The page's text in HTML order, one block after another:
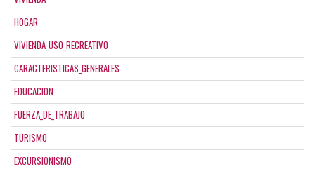
HOGAR
VIVIENDA_USO_RECREATIVO
CARACTERISTICAS_GENERALES
EDUCACION
FUERZA_DE_TRABAJO
TURISMO
EXCURSIONISMO